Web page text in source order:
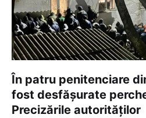
În patru penitenciare
fost desfășurate
Precizările autorităților